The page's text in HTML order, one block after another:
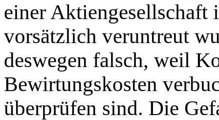
einer
vorsätzlich veruntreut
deswegen falsch, weil
Bewirtungskosten
überprüfen sind. Die